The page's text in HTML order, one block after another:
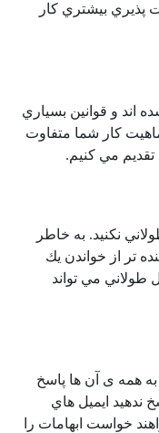
پذيري بيشتري كار
اند و قوانين بسياري
كار شما متفاوت
تقديم مي كنيم.
نكنيد. به خاطر
تر از خواندن يك
طولاني مي تواند
همه ی آن ها پاسخ
ندهيد ايميل هاي
خواست ابهامات را